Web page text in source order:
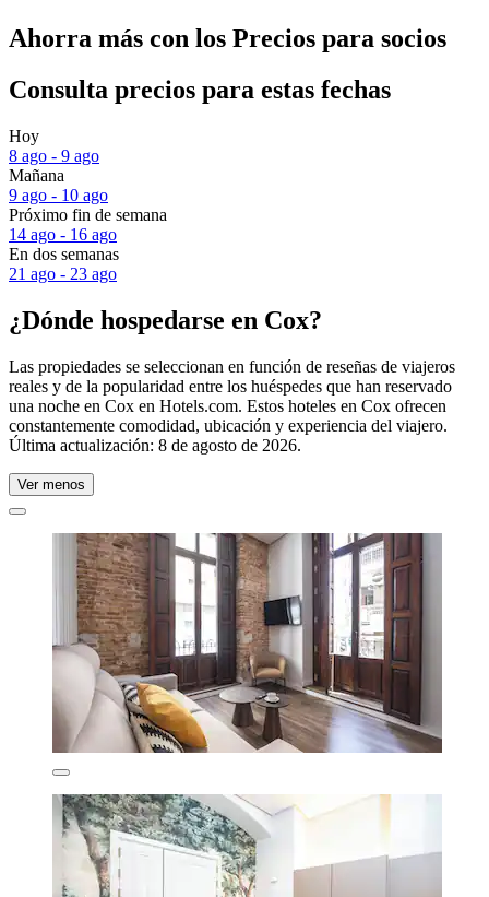
Ahorra más con los Precios para socios
Consulta precios para estas fechas
Hoy
8 ago - 9 ago
Mañana
9 ago - 10 ago
Próximo fin de semana
14 ago - 16 ago
En dos semanas
21 ago - 23 ago
¿Dónde hospedarse en Cox?
Las propiedades se seleccionan en función de reseñas de viajeros
reales y de la popularidad entre los huéspedes que han reservado
una noche en Cox en Hotels.com. Estos hoteles en Cox ofrecen
constantemente comodidad, ubicación y experiencia del viajero.
Última actualización: 8 de agosto de 2026.
Ver menos